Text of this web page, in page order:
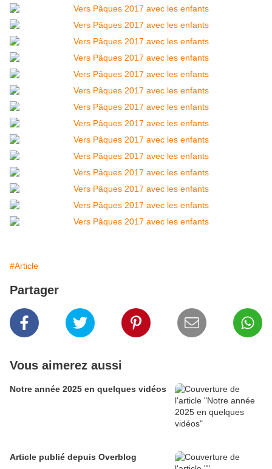
#Article
Partager
Vous aimerez aussi
Notre année 2025 en quelques vidéos
Article publié depuis Overblog